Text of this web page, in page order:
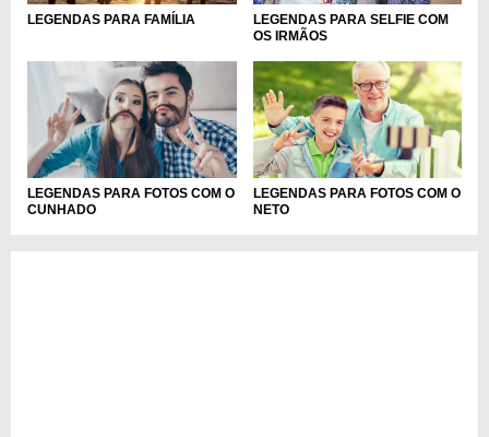
LEGENDAS PARA FAMÍLIA
LEGENDAS PARA SELFIE COM
OS IRMÃOS
LEGENDAS PARA FOTOS COM O
CUNHADO
LEGENDAS PARA FOTOS COM O
NETO